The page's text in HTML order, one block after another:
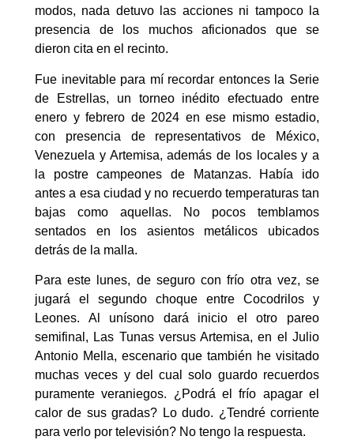
modos, nada detuvo las acciones ni tampoco la
presencia de los muchos aficionados que se
dieron cita en el recinto.
Fue inevitable para mí recordar entonces la Serie
de Estrellas, un torneo inédito efectuado entre
enero y febrero de 2024 en ese mismo estadio,
con presencia de representativos de México,
Venezuela y Artemisa, además de los locales y a
la postre campeones de Matanzas. Había ido
antes a esa ciudad y no recuerdo temperaturas tan
bajas como aquellas. No pocos temblamos
sentados en los asientos metálicos ubicados
detrás de la malla.
Para este lunes, de seguro con frío otra vez, se
jugará el segundo choque entre Cocodrilos y
Leones. Al unísono dará inicio el otro pareo
semifinal, Las Tunas versus Artemisa, en el Julio
Antonio Mella, escenario que también he visitado
muchas veces y del cual solo guardo recuerdos
puramente veraniegos. ¿Podrá el frío apagar el
calor de sus gradas? Lo dudo. ¿Tendré corriente
para verlo por televisión? No tengo la respuesta.